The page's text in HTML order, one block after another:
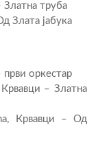
труба
Злата јабука
оркестар
– Златна
Крвавци – Од